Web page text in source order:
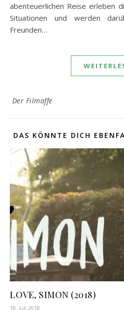
abenteuerlichen Reise erleben
Situationen und werden
Freunden…
Der Filmaffe
DAS KÖNNTE DICH
LOVE, SIMON (2018)
18. Juli 2018